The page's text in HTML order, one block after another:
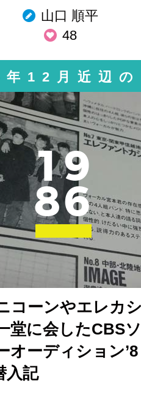
山口 順平
48
12月近辺の
19
86
コーンやエレカ
堂に会したCBSソ
オーディション’8
入記